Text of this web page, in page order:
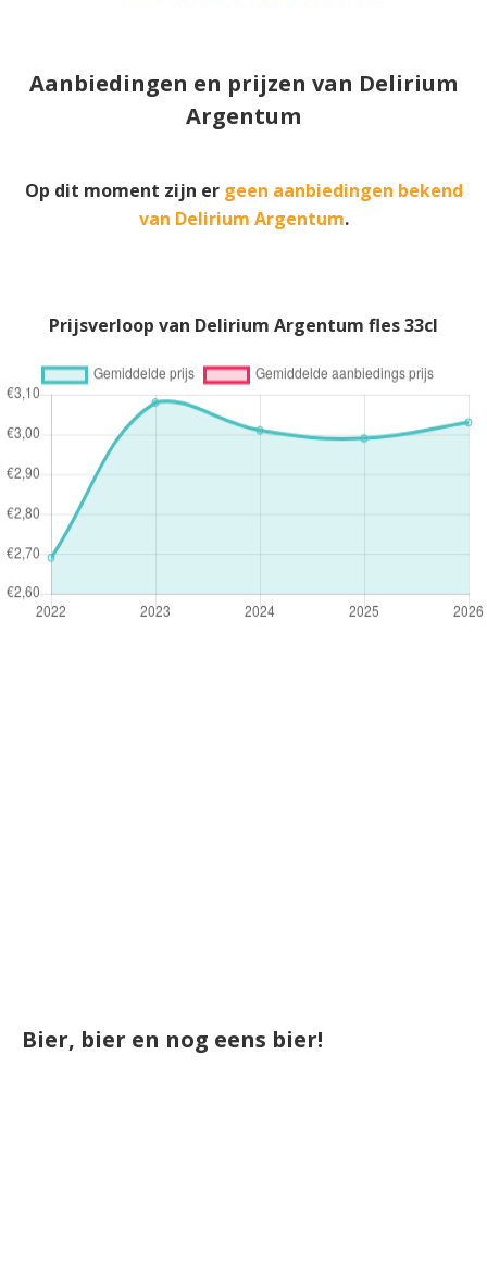
Aanbiedingen en prijzen van Delirium
Argentum
Op dit moment zijn er geen aanbiedingen bekend
van Delirium Argentum.
Prijsverloop van Delirium Argentum fles 33cl
Bier, bier en nog eens bier!